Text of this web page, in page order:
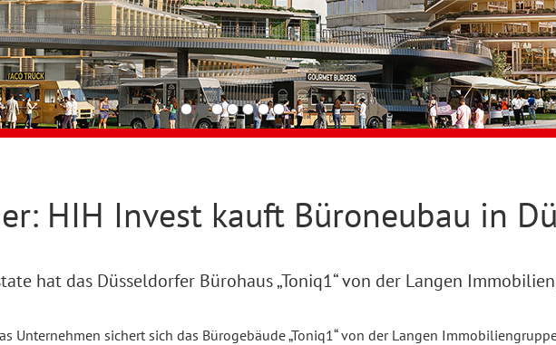
HIH Invest kauft Büroneubau in
hat das Düsseldorfer Bürohaus „Toniq1“ von der Langen
Unternehmen sichert sich das Bürogebäude „Toniq1“ von der Langen